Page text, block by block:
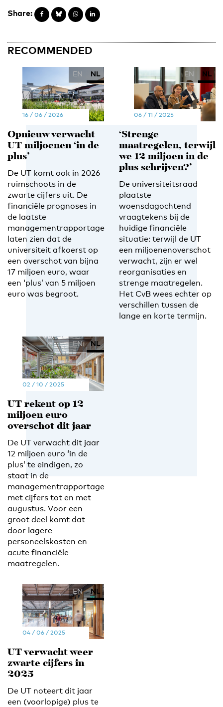
Share:
RECOMMENDED
EN NL
16 / 06 / 2026
Opnieuw verwacht
UT miljoenen ‘in de
plus’
De UT komt ook in 2026
ruimschoots in de
zwarte cijfers uit. De
financiële prognoses in
de laatste
managementrapportage
laten zien dat de
universiteit afkoerst op
een overschot van bijna
17 miljoen euro, waar
een ‘plus’ van 5 miljoen
euro was begroot.
EN NL
06 / 11 / 2025
‘Strenge
maatregelen, terwijl
we 12 miljoen in de
plus schrijven?’
De universiteitsraad
plaatste
woensdagochtend
vraagtekens bij de
huidige financiële
situatie: terwijl de UT
een miljoenenoverschot
verwacht, zijn er wel
reorganisaties en
strenge maatregelen.
Het CvB wees echter op
verschillen tussen de
lange en korte termijn.
EN NL
02 / 10 / 2025
UT rekent op 12
miljoen euro
overschot dit jaar
De UT verwacht dit jaar
12 miljoen euro ‘in de
plus’ te eindigen, zo
staat in de
managementrapportage
met cijfers tot en met
augustus. Voor een
groot deel komt dat
door lagere
personeelskosten en
acute financiële
maatregelen.
EN NL
04 / 06 / 2025
UT verwacht weer
zwarte cijfers in
2025
De UT noteert dit jaar
een (voorlopige) plus te